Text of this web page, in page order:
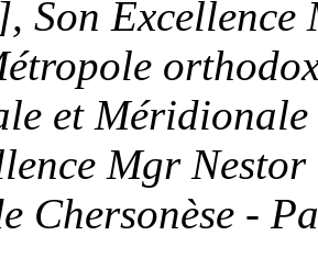
], Son Excellence
et Méridionale
Mgr Nestor
Chersonèse -